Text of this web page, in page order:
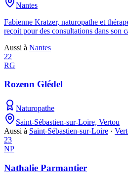
Nantes
Fabienne Kratzer, naturopathe et
reçoit pour des consultations dans son
Aussi à Nantes
22
RG
Rozenn Glédel
Naturopathe
Saint-Sébastien-sur-Loire, Vertou
Aussi à Saint-Sébastien-sur-Loire ·
23
NP
Nathalie Parmantier